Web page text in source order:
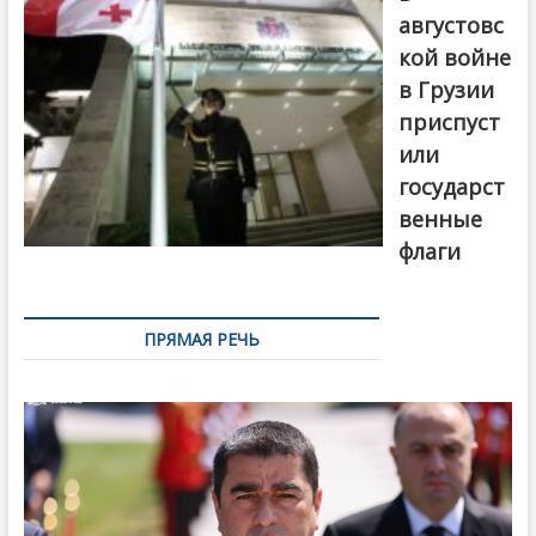
августовс
кой войне
в Грузии
приспуст
или
государст
венные
флаги
ПРЯМАЯ РЕЧЬ